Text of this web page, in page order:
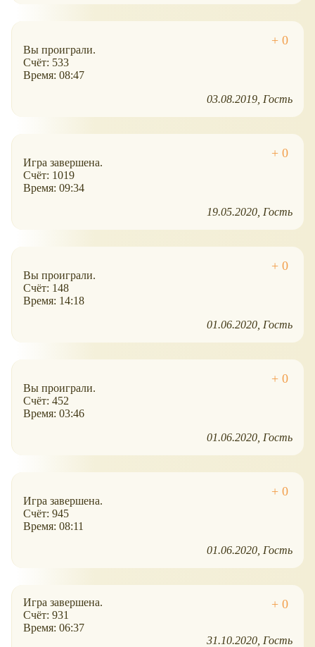
Вы проиграли.
Счёт: 533
Время: 08:47
03.08.2019 Гость
Игра завершена.
Счёт: 1019
Время: 09:34
19.05.2020 Гость
Вы проиграли.
Счёт: 148
Время: 14:18
01.06.2020 Гость
Вы проиграли.
Счёт: 452
Время: 03:46
01.06.2020 Гость
Игра завершена.
Счёт: 945
Время: 08:11
01.06.2020 Гость
Игра завершена.
Счёт: 931
Время: 06:37
31.10.2020 Гость